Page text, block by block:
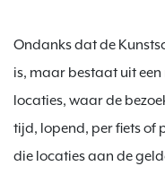
Ondanks dat de
is, maar bestaat uit
locaties, waar de
tijd, lopend, per fiets of
die locaties aan de